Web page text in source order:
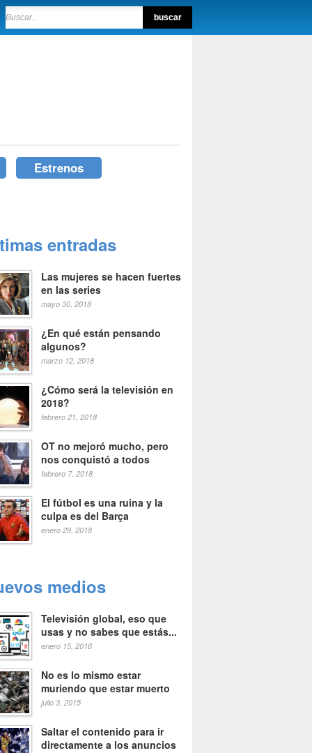
Estrenos
entradas
Las mujeres se hacen fuertes
en las series
mayo 30, 2018
¿En qué están pensando
algunos?
marzo 12, 2018
¿Cómo será la televisión en
2018?
febrero 21, 2018
OT no mejoró mucho, pero
nos conquistó a todos
febrero 7, 2018
El fútbol es una ruina y la
culpa es del Barça
enero 29, 2018
medios
Televisión global, eso que
usas y no sabes que estás...
enero 15, 2016
No es lo mismo estar
muriendo que estar muerto
julio 3, 2015
Saltar el contenido para ir
directamente a los anuncios